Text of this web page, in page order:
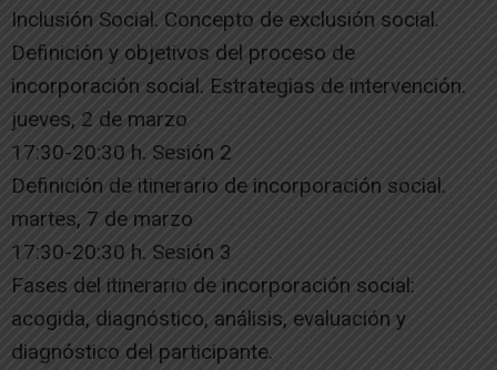
Inclusión Social. Concepto de exclusión social.
Definición y objetivos del proceso de
incorporación social. Estrategias de intervención.
jueves, 2 de marzo
17:30-20:30 h. Sesión 2
Definición de itinerario de incorporación social.
martes, 7 de marzo
17:30-20:30 h. Sesión 3
Fases del itinerario de incorporación social:
acogida, diagnóstico, análisis, evaluación y
diagnóstico del participante.